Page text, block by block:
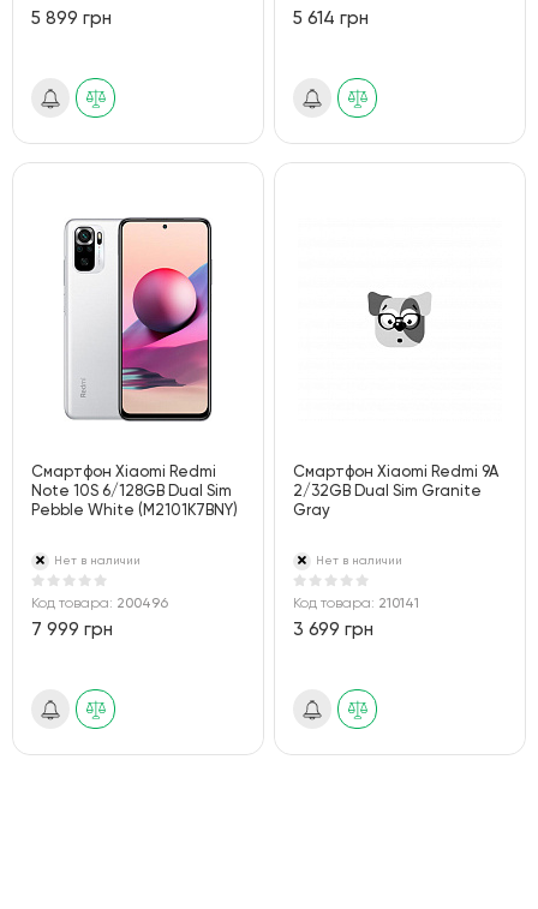
5 899 грн 5 614 грн
Смартфон Xiaomi Redmi
Note 10S 6/128GB Dual Sim
Pebble White (M2101K7BNY)
Нет в наличии
Код товара: 200496
7 999 грн
Смартфон Xiaomi Redmi 9A
2/32GB Dual Sim Granite
Gray
Нет в наличии
Код товара: 210141
3 699 грн